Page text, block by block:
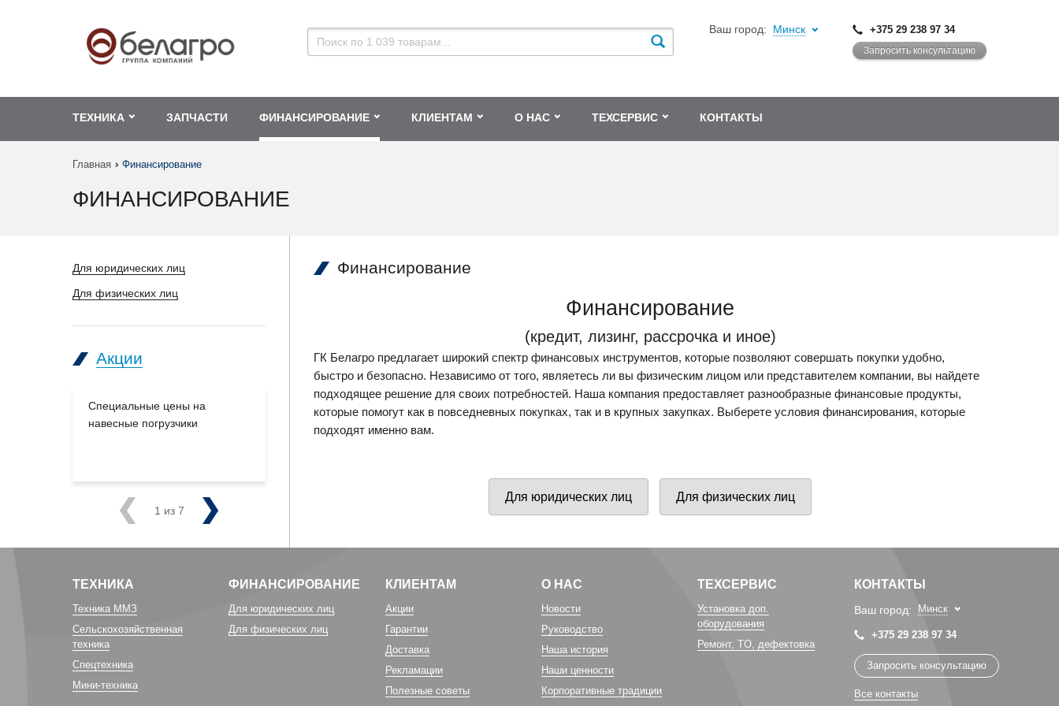
Ваш город: Минск +375 29 238 97 34
Запросить консультацию
ТЕХНИКА ЗАПЧАСТИ ФИНАНСИРОВАНИЕ КЛИЕНТАМ О НАС ТЕХСЕРВИС КОНТАКТЫ
Главная Финансирование
ФИНАНСИРОВАНИЕ
Для юридических лиц
Для физических лиц
Акции
Специальные цены на
навесные погрузчики
на склады Белагро в Минске!
Специальные цены на
PreviousNext
1 из 7
Финансирование
Финансирование
(кредит, лизинг, рассрочка и иное)
ГК Белагро предлагает широкий спектр финансовых инструментов, которые позволяют совершать покупки удобно,
быстро и безопасно. Независимо от того, являетесь ли вы физическим лицом или представителем компании, вы найдете
подходящее решение для своих потребностей. Наша компания предоставляет разнообразные финансовые продукты,
которые помогут как в повседневных покупках, так и в крупных закупках. Выберете условия финансирования, которые
подходят именно вам.
Для юридических лиц Для физических лиц
ТЕХНИКА
Техника ММЗ
Сельскохозяйственная
техника
Спецтехника
Мини-техника
ФИНАНСИРОВАНИЕ
Для юридических лиц
Для физических лиц
КЛИЕНТАМ
Акции
Гарантии
Доставка
Рекламации
Полезные советы
О НАС
Новости
Руководство
Наша история
Наши ценности
Корпоративные традиции
ТЕХСЕРВИС
Установка доп.
оборудования
Ремонт, TO, дефектовка
КОНТАКТЫ
Ваш город: Минск
+375 29 238 97 34
Запросить консультацию
Все контакты